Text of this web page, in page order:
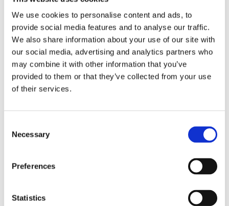
We use cookies to personalise content and ads, to
provide social media features and to analyse our traffic.
We also share information about your use of our site with
our social media, advertising and analytics partners who
may combine it with other information that you’ve
provided to them or that they’ve collected from your use
of their services.
Selection
Necessary
Preferences
Statistics
Рульова рейка з ЕПК (12)